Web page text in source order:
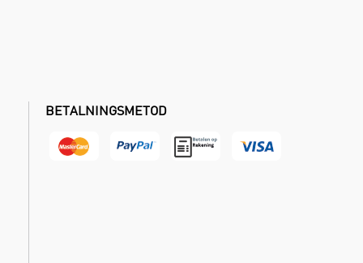
BETALNINGSMETOD